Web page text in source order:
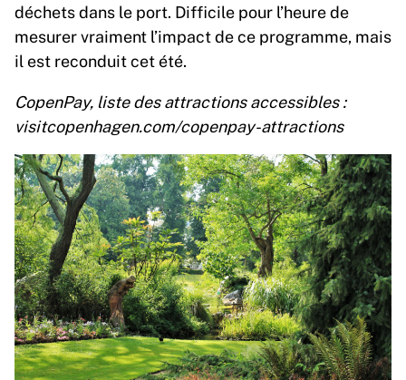
déchets dans le port. Difficile pour l’heure de
mesurer vraiment l’impact de ce programme, mais
il est reconduit cet été.
CopenPay, liste des attractions accessibles :
visitcopenhagen.com/copenpay-attractions